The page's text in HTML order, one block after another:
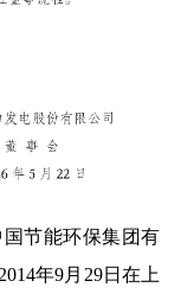
国节能环保集团有
年9月29日在上